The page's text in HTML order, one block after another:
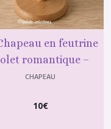
en feutrine
romantique –
type Barbie
CHAPEAU
10€